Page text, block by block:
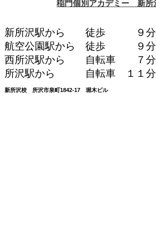
新所沢駅から 徒歩 ９分
航空公園駅から 徒歩 ９分
西所沢駅から 自転車 ７分
所沢駅から 自転車 １１分
新所沢校 所沢市泉町1842-17 堀木ビル